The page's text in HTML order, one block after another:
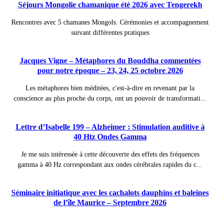
Séjours Mongolie chamanique été 2026 avec Tengerekh
Rencontres avec 5 chamanes Mongols. Cérémonies et accompagnement
suivant différentes pratiques
Jacques Vigne – Métaphores du Bouddha commentées
pour notre époque – 23, 24, 25 octobre 2026
Les métaphores bien méditées, c'est-à-dire en revenant par la
conscience au plus proche du corps, ont un pouvoir de transformati...
Lettre d’Isabelle 199 – Alzheimer : Stimulation auditive à
40 Htz Ondes Gamma
Je me suis intéressée à cette découverte des effets des fréquences
gamma à 40 Hz correspondant aux ondes cérébrales rapides du c...
Séminaire initiatique avec les cachalots dauphins et baleines
de l’île Maurice – Septembre 2026